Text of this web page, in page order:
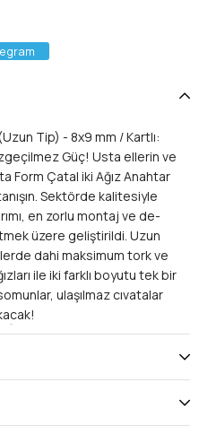
Tip) - 8x9 mm / Kartlı:
Güç! Usta ellerin ve
Form Çatal iki Ağız Anahtar
Sektörde kalitesiyle
en zorlu montaj ve de-
üzere geliştirildi. Uzun
dahi maksimum tork ve
ile iki farklı boyutu tek bir
ulaşılmaz cıvatalar
Ağız Anahtar
İşte size sunacağı benzersiz